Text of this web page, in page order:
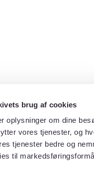
brug af cookies
oplysninger om dine
vores tjenester, og
tjenester bedre og
til